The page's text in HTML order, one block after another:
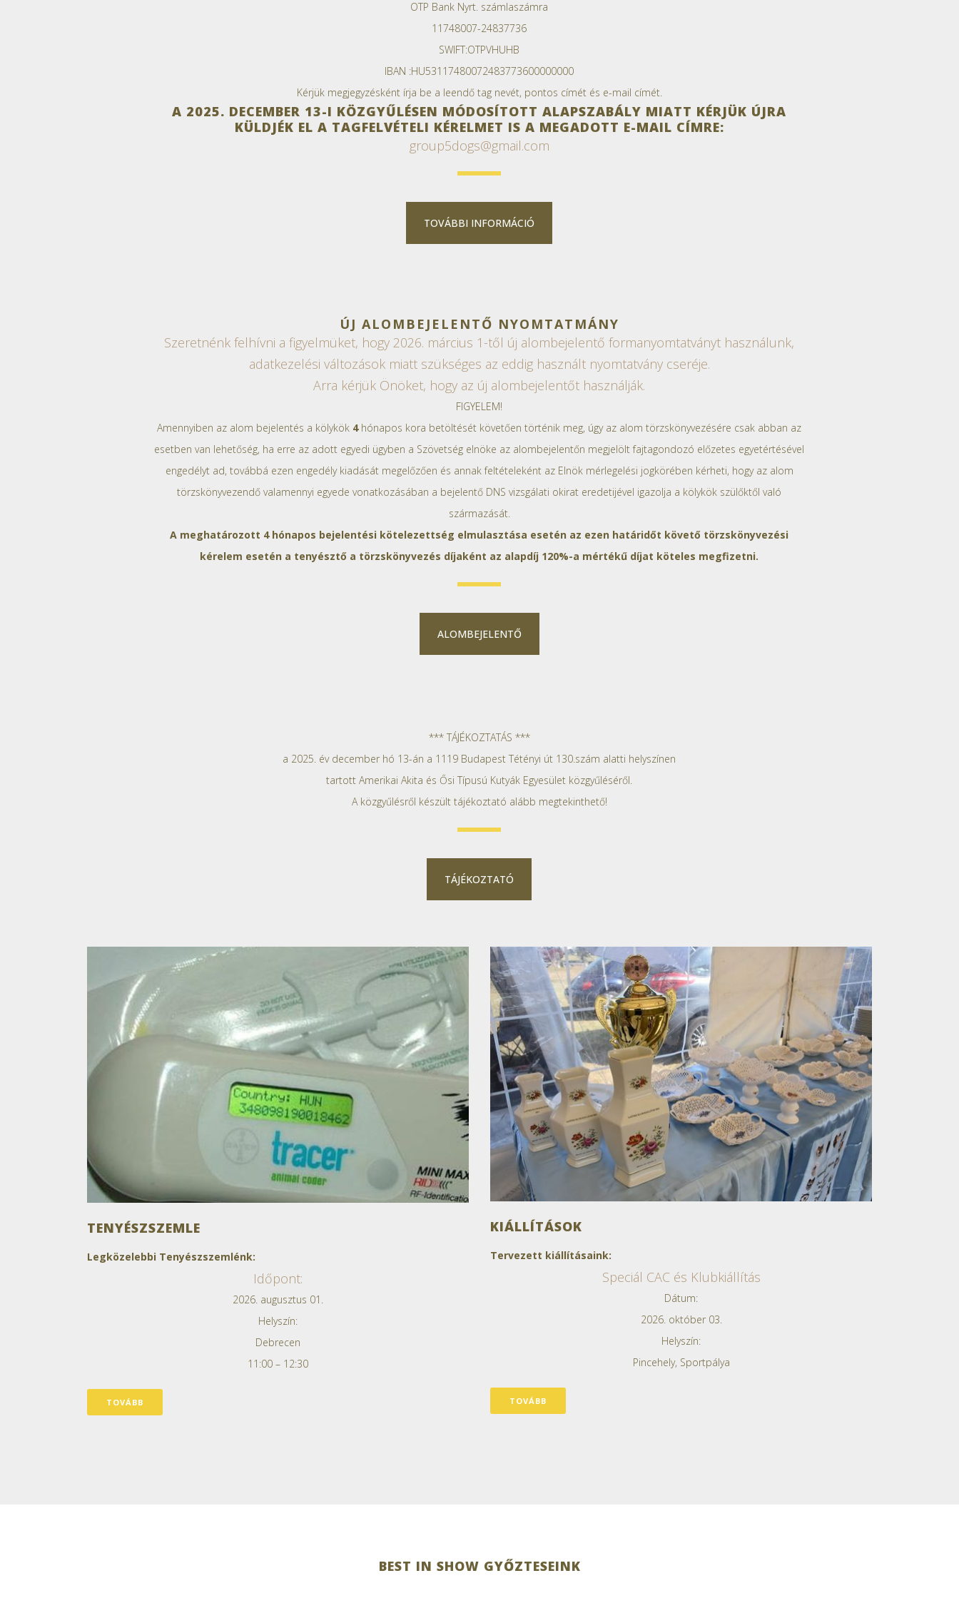
OTP Bank Nyrt. számlaszámra
11748007-24837736
SWIFT:OTPVHUHB
IBAN :HU53117480072483773600000000
Kérjük megjegyzésként írja be a leendő tag nevét, pontos címét és e-mail címét.
A 2025. DECEMBER 13-I KÖZGYŰLÉSEN MÓDOSÍTOTT ALAPSZABÁLY MIATT KÉRJÜK ÚJRA
KÜLDJÉK EL A TAGFELVÉTELI KÉRELMET IS A MEGADOTT E-MAIL CÍMRE:
group5dogs@gmail.com
TOVÁBBI INFORMÁCIÓ
ÚJ ALOMBEJELENTŐ NYOMTATMÁNY
Szeretnénk felhívni a figyelmüket, hogy 2026. március 1-től új alombejelentő formanyomtatványt használunk,
adatkezelési változások miatt szükséges az eddig használt nyomtatvány cseréje.
Arra kérjük Önöket, hogy az új alombejelentőt használják.
FIGYELEM!
Amennyiben az alom bejelentés a kölykök 4hónapos kora betöltését követően történik meg, úgy az alom törzskönyvezésére csak abban az
esetben van lehetőség, ha erre az adott egyedi ügyben a Szövetség elnöke az alombejelentőn megjelölt fajtagondozó előzetes egyetértésével
engedélyt ad, továbbá ezen engedély kiadását megelőzően és annak feltételeként az Elnök mérlegelési jogkörében kérheti, hogy az alom
törzskönyvezendő valamennyi egyede vonatkozásában a bejelentő DNS vizsgálati okirat eredetijével igazolja a kölykök szülőktől való
származását.
A meghatározott 4 hónapos bejelentési kötelezettség elmulasztása esetén az ezen határidőt követő törzskönyvezési
kérelem esetén a tenyésztő a törzskönyvezés díjaként az alapdíj 120%-a mértékű díjat köteles megfizetni.
ALOMBEJELENTŐ
*** TÁJÉKOZTATÁS ***
a 2025. év december hó 13-án a 1119 Budapest Tétényi út 130.szám alatti helyszínen
tartott Amerikai Akita és Ősi Típusú Kutyák Egyesület közgyűléséről.
A közgyűlésről készült tájékoztató alább megtekinthető!
TÁJÉKOZTATÓ
TENYÉSZSZEMLE
Legközelebbi Tenyészszemlénk:
Időpont:
2026. augusztus 01.
Helyszín:
Debrecen
11:00 – 12:30
TOVÁBB
KIÁLLÍTÁSOK
Tervezett kiállításaink:
Speciál CAC és Klubkiállítás
Dátum:
2026. október 03.
Helyszín:
Pincehely, Sportpálya
TOVÁBB
BEST IN SHOW GYŐZTESEINK